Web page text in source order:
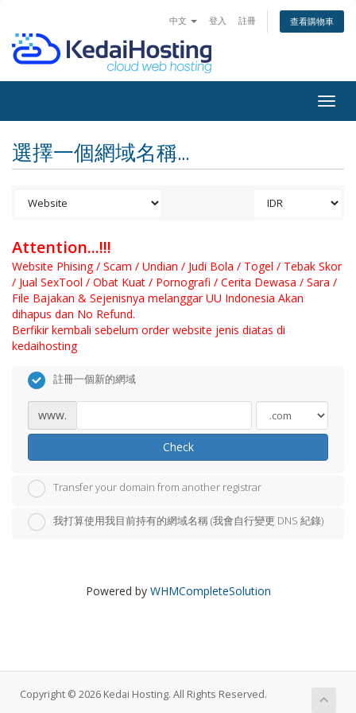
中文 登入 註冊 查看購物車
選擇一個網域名稱...
Attention...!!!
Website Phising / Scam / Undian / Judi Bola / Togel / Tebak Skor
/ Jual SexTool / Obat Kuat / Pornografi / Cerita Dewasa / Sara /
File Bajakan & Sejenisnya melanggar UU Indonesia Akan
dihapus dan No Refund.
Berfikir kembali sebelum order website jenis diatas di
kedaihosting
註冊一個新的網域
www.
Check
Transfer your domain from another registrar
我打算使用我目前持有的網域名稱 (我會自行變更 DNS 紀錄)
Powered by WHMCompleteSolution
Copyright © 2026 Kedai Hosting. All Rights Reserved.